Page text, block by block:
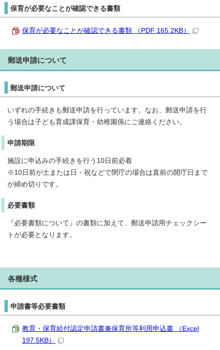
保育が必要なことが確認できる書類
保育が必要なことが確認できる書類 （PDF 165.2KB）
郵送申請について
郵送申請について
いずれの手続きも郵送申請を行っています。なお、郵送申請を行
う場合は子ども育成課保育・幼稚園係にご連絡ください。
申請期限
施設に申込みの手続きを行う10日前必着
※10日前が土または日・祝などで閉庁の場合は直前の開庁日まで
が締め切りです。
必要書類
『必要書類について』の書類に加えて、郵送申請用チェックシー
トが必要となります。
各種様式
申請書等必要書類
教育・保育給付認定申請書兼保育所等利用申込書 （Excel
197.5KB）